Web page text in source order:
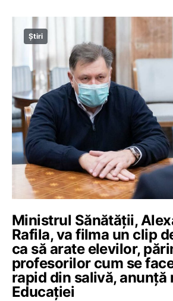
Știri
Ministrul Sănătății,
Rafila, va filma un clip
ca să arate elevilor,
profesorilor cum se
rapid din salivă, anunță
Educației